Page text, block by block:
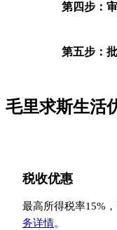
第四步：
第五步：
毛里求斯生活
税收优惠
最高所得税率15%
务详情。